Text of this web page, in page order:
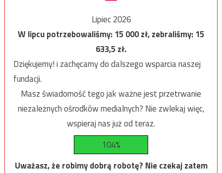
Lipiec 2026
W lipcu potrzebowaliśmy:15 000zł, zebraliśmy:15
633,5zł.
Dziękujemy! i zachęcamy do dalszego wsparcia naszej
fundacji.
Masz świadomość tego jak ważne jest przetrwanie
niezależnych ośrodków medialnych? Nie zwlekaj więc,
wspieraj nas już od teraz.
104%
Uważasz, że robimy dobrą robotę? Nie czekaj zatem